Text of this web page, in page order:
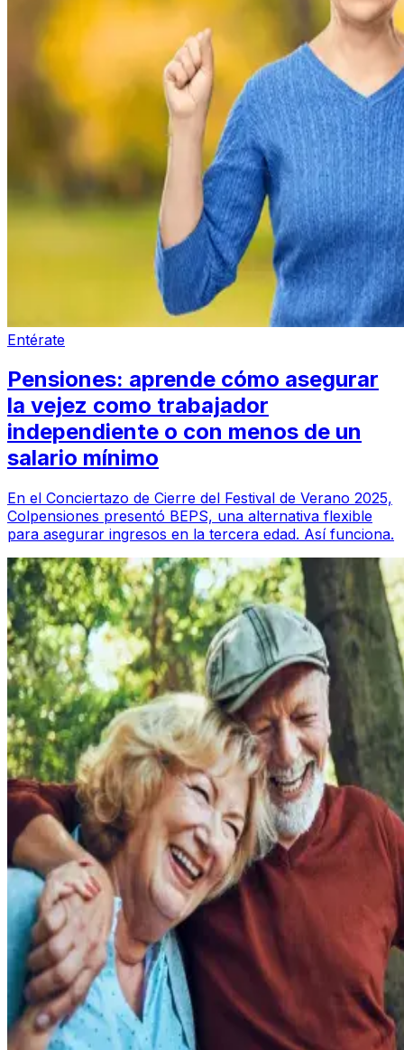
Entérate
Pensiones: aprende cómo asegurar
la vejez como trabajador
independiente o con menos de un
salario mínimo
En el Conciertazo de Cierre del Festival de Verano 2025,
Colpensiones presentó BEPS, una alternativa flexible
para asegurar ingresos en la tercera edad. Así funciona.